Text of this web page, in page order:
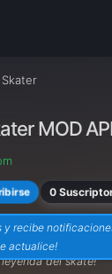
MOD
0
y recibe
actualice!
MOD APK
!
del skate!